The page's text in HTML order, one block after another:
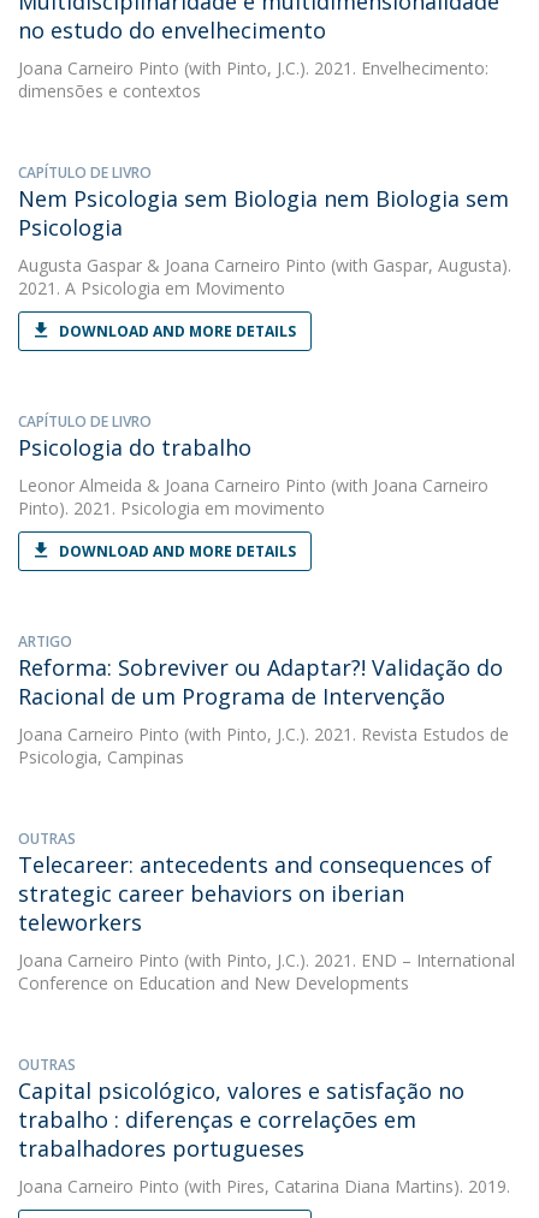
no estudo do envelhecimento
Joana Carneiro Pinto (with Pinto, J.C.). 2021. Envelhecimento:
dimensões e contextos
CAPÍTULO DE LIVRO
Nem Psicologia sem Biologia nem Biologia sem
Psicologia
Augusta Gaspar & Joana Carneiro Pinto (with Gaspar, Augusta).
2021. A Psicologia em Movimento
DOWNLOAD AND MORE DETAILS
CAPÍTULO DE LIVRO
Psicologia do trabalho
Leonor Almeida & Joana Carneiro Pinto (with Joana Carneiro
Pinto). 2021. Psicologia em movimento
DOWNLOAD AND MORE DETAILS
ARTIGO
Reforma: Sobreviver ou Adaptar?! Validação do
Racional de um Programa de Intervenção
Joana Carneiro Pinto (with Pinto, J.C.). 2021. Revista Estudos de
Psicologia, Campinas
OUTRAS
Telecareer: antecedents and consequences of
strategic career behaviors on iberian
teleworkers
Joana Carneiro Pinto (with Pinto, J.C.). 2021. END – International
Conference on Education and New Developments
OUTRAS
Capital psicológico, valores e satisfação no
trabalho : diferenças e correlações em
trabalhadores portugueses
Joana Carneiro Pinto (with Pires, Catarina Diana Martins). 2019.